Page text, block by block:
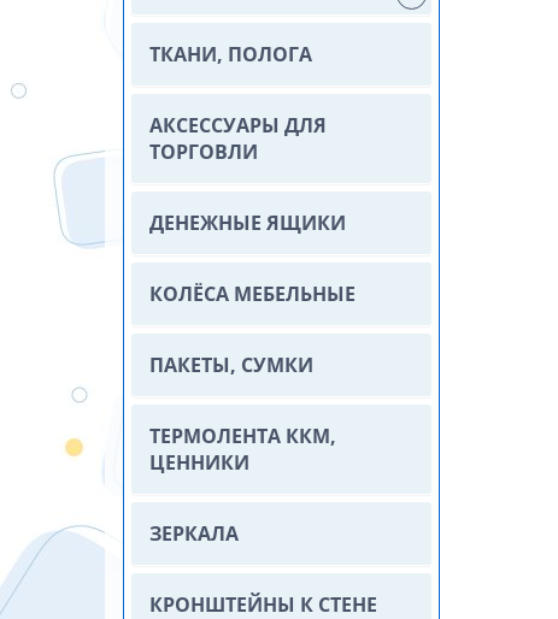
ТКАНИ, ПОЛОГА
АКСЕССУАРЫ ДЛЯ
ТОРГОВЛИ
ДЕНЕЖНЫЕ ЯЩИКИ
КОЛЁСА МЕБЕЛЬНЫЕ
ПАКЕТЫ, СУМКИ
ТЕРМОЛЕНТА ККМ,
ЦЕННИКИ
ЗЕРКАЛА
КРОНШТЕЙНЫ К СТЕНЕ